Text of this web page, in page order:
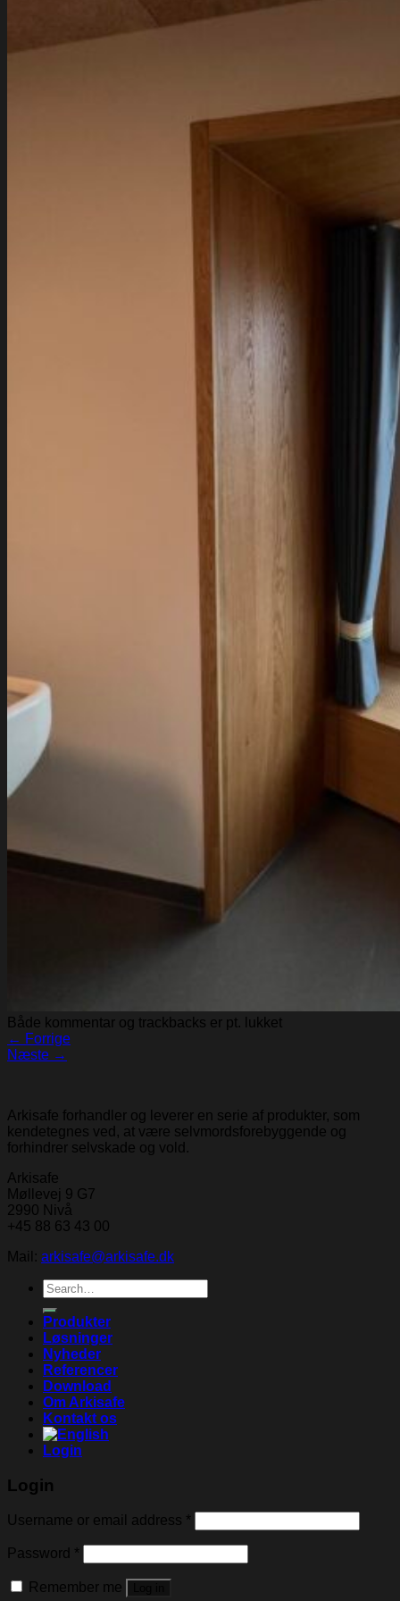
Både kommentar og trackbacks er pt. lukket
← Forrige
Næste →
Arkisafe forhandler og leverer en serie af produkter, som
kendetegnes ved, at være selvmordsforebyggende og
forhindrer selvskade og vold.
Arkisafe
Møllevej 9 G7
2990 Nivå
+45 88 63 43 00
Mail: arkisafe@arkisafe.dk
Search
for:
Produkter
Løsninger
Nyheder
Referencer
Download
Om Arkisafe
Kontakt os
Login
Login
Username or email address *
Password *
Remember me